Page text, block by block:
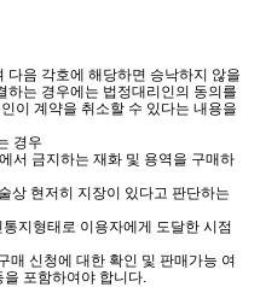
음 각호에 해당하면 승낙하지 않을
하는 경우에는 법정대리인의 동의를
이 계약을 취소할 수 있다는 내용을
경우
서 금지하는 재화 및 용역을 구매하
상 현저히 지장이 있다고 판단하는
지형태로 이용자에게 도달한 시점
신청에 대한 확인 및 판매가능 여
포함하여야 합니다.